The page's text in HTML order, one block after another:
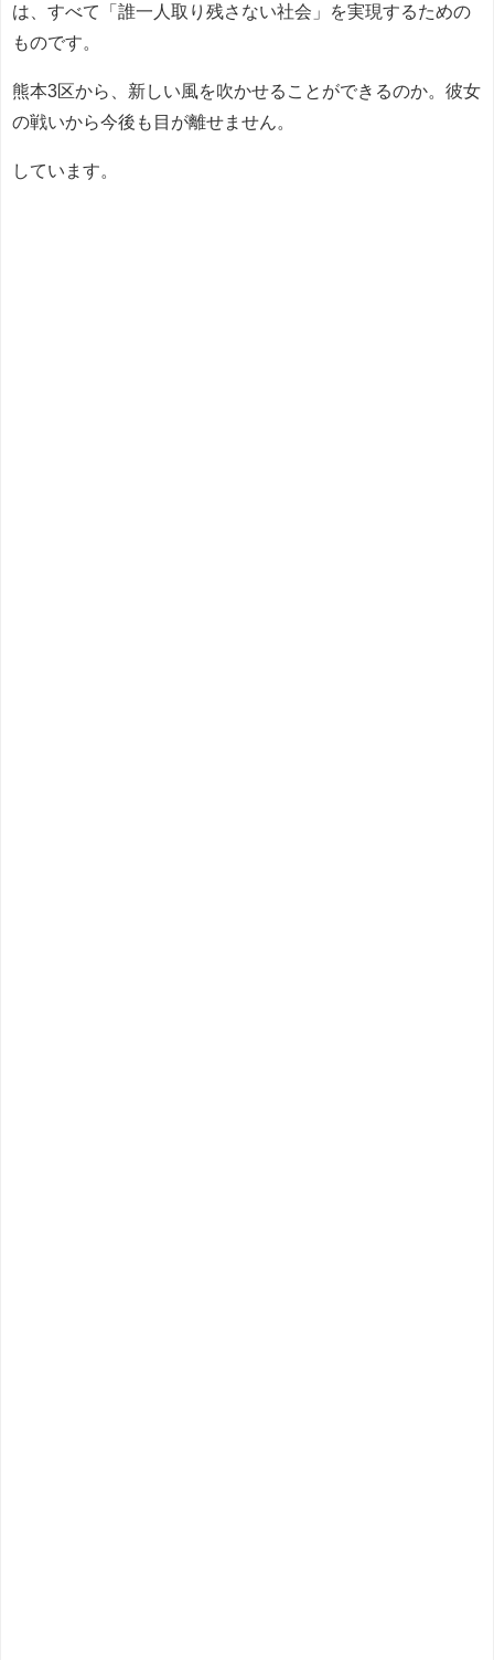
は、すべて「誰一人取り残さない社会」を実現するための
ものです。
熊本3区から、新しい風を吹かせることができるのか。彼女
の戦いから今後も目が離せません。
しています。